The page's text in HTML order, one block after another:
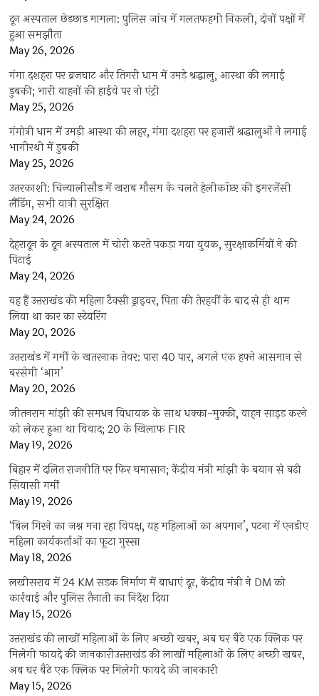
दून अस्पताल छेड़छाड़ मामला: पुलिस जांच में गलतफहमी निकली, दोनों पक्षों में
हुआ समझौता
May 26, 2026
गंगा दशहरा पर ब्रजघाट और तिगरी धाम में उमड़े श्रद्धालु, आस्था की लगाई
डुबकी; भारी वाहनों की हाईवे पर नो एंट्री
May 25, 2026
गंगोत्री धाम में उमड़ी आस्था की लहर, गंगा दशहरा पर हजारों श्रद्धालुओं ने लगाई
भागीरथी में डुबकी
May 25, 2026
उत्तरकाशी: चिन्यालीसौड़ में खराब मौसम के चलते हेलीकॉप्टर की इमरजेंसी
लैंडिंग, सभी यात्री सुरक्षित
May 24, 2026
देहरादून के दून अस्पताल में चोरी करते पकड़ा गया युवक, सुरक्षाकर्मियों ने की
पिटाई
May 24, 2026
यह हैं उत्तराखंड की महिला टैक्सी ड्राइवर, पिता की तेरहवीं के बाद से ही थाम
लिया था कार का स्टेयरिंग
May 20, 2026
उत्तराखंड में गर्मी के खतरनाक तेवर: पारा 40 पार, अगले एक हफ्ते आसमान से
बरसेगी ‘आग’
May 20, 2026
जीतनराम मांझी की समधन विधायक के साथ धक्का-मुक्की, वाहन साइड करने
को लेकर हुआ था विवाद; 20 के खिलाफ FIR
May 19, 2026
बिहार में दलित राजनीति पर फिर घमासान; केंद्रीय मंत्री मांझी के बयान से बढ़ी
सियासी गर्मी
May 19, 2026
‘बिल गिरने का जश्न मना रहा विपक्ष, यह महिलाओं का अपमान’, पटना में एनडीए
महिला कार्यकर्ताओं का फूटा गुस्सा
May 18, 2026
लखीसराय में 24 KM सड़क निर्माण में बाधाएं दूर, केंद्रीय मंत्री ने DM को
कार्रवाई और पुलिस तैनाती का निर्देश दिया
May 15, 2026
उत्तराखंड की लाखों महिलाओं के लिए अच्छी खबर, अब घर बैठे एक क्लिक पर
मिलेगी फायदे की जानकारीउत्तराखंड की लाखों महिलाओं के लिए अच्छी खबर,
अब घर बैठे एक क्लिक पर मिलेगी फायदे की जानकारी
May 15, 2026